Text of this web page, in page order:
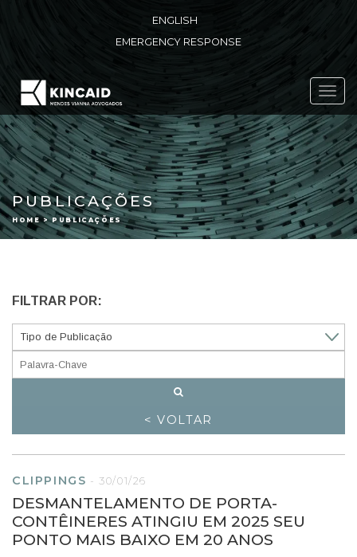
ENGLISH
EMERGENCY RESPONSE
PUBLICAÇÕES
HOME > PUBLICAÇÕES
FILTRAR POR:
< VOLTAR
CLIPPINGS -30/01/26
DESMANTELAMENTO DE PORTA-
CONTÊINERES ATINGIU EM 2025 SEU
PONTO MAIS BAIXO EM 20 ANOS